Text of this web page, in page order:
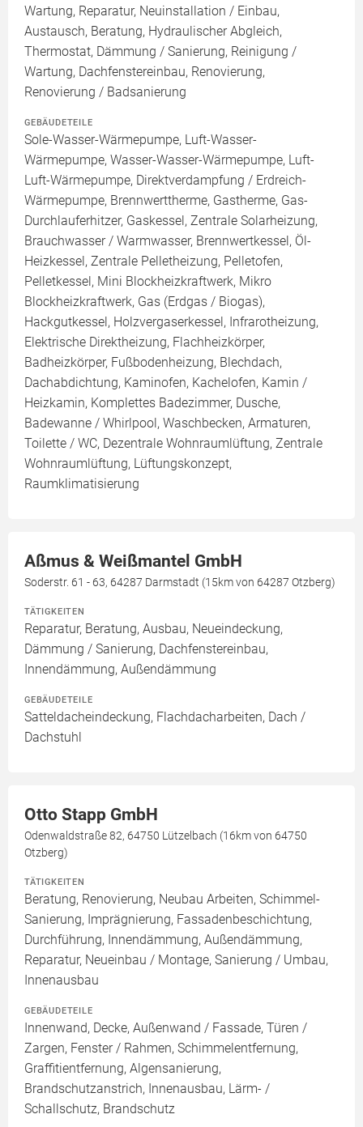
Wartung, Reparatur, Neuinstallation / Einbau,
Austausch, Beratung, Hydraulischer Abgleich,
Thermostat, Dämmung / Sanierung, Reinigung /
Wartung, Dachfenstereinbau, Renovierung,
Renovierung / Badsanierung
GEBÄUDETEILE
Sole-Wasser-Wärmepumpe, Luft-Wasser-
Wärmepumpe, Wasser-Wasser-Wärmepumpe, Luft-
Luft-Wärmepumpe, Direktverdampfung / Erdreich-
Wärmepumpe, Brennwerttherme, Gastherme, Gas-
Durchlauferhitzer, Gaskessel, Zentrale Solarheizung,
Brauchwasser / Warmwasser, Brennwertkessel, Öl-
Heizkessel, Zentrale Pelletheizung, Pelletofen,
Pelletkessel, Mini Blockheizkraftwerk, Mikro
Blockheizkraftwerk, Gas (Erdgas / Biogas),
Hackgutkessel, Holzvergaserkessel, Infrarotheizung,
Elektrische Direktheizung, Flachheizkörper,
Badheizkörper, Fußbodenheizung, Blechdach,
Dachabdichtung, Kaminofen, Kachelofen, Kamin /
Heizkamin, Komplettes Badezimmer, Dusche,
Badewanne / Whirlpool, Waschbecken, Armaturen,
Toilette / WC, Dezentrale Wohnraumlüftung, Zentrale
Wohnraumlüftung, Lüftungskonzept,
Raumklimatisierung
Aßmus & Weißmantel GmbH
Soderstr. 61 - 63, 64287 Darmstadt (15km von 64287 Otzberg)
TÄTIGKEITEN
Reparatur, Beratung, Ausbau, Neueindeckung,
Dämmung / Sanierung, Dachfenstereinbau,
Innendämmung, Außendämmung
GEBÄUDETEILE
Satteldacheindeckung, Flachdacharbeiten, Dach /
Dachstuhl
Otto Stapp GmbH
Odenwaldstraße 82, 64750 Lützelbach (16km von 64750
Otzberg)
TÄTIGKEITEN
Beratung, Renovierung, Neubau Arbeiten, Schimmel-
Sanierung, Imprägnierung, Fassadenbeschichtung,
Durchführung, Innendämmung, Außendämmung,
Reparatur, Neueinbau / Montage, Sanierung / Umbau,
Innenausbau
GEBÄUDETEILE
Innenwand, Decke, Außenwand / Fassade, Türen /
Zargen, Fenster / Rahmen, Schimmelentfernung,
Graffitientfernung, Algensanierung,
Brandschutzanstrich, Innenausbau, Lärm- /
Schallschutz, Brandschutz